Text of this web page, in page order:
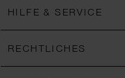
HILFE & SERVICE
RECHTLICHES